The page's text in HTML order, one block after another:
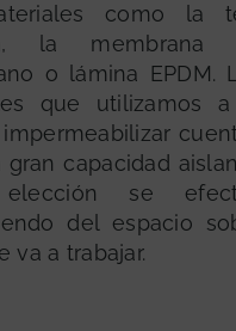
como la
la membrana
o lámina EPDM.
que utilizamos
gran capacidad
se
del espacio
va a trabajar.